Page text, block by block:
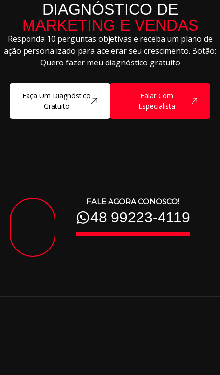
DIAGNÓSTICO DE
MARKETING E VENDAS
Responda 10 perguntas objetivas e receba um plano de
ação personalizado para acelerar seu crescimento. Botão:
Quero fazer meu diagnóstico gratuito
Faça Um Diagnóstico
Gratuito
Falar Com
Especialista
FALE AGORA CONOSCO!
48 99223-4119